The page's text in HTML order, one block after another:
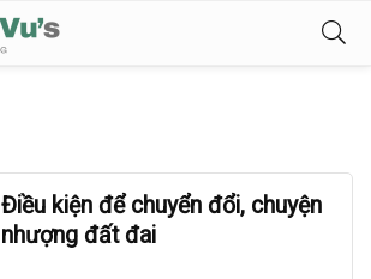
Điều kiện để chuyển đổi, chuyện
nhượng đất đai